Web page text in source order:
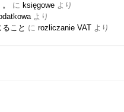
に księgoweより
より
こと に rozliczanie VATより